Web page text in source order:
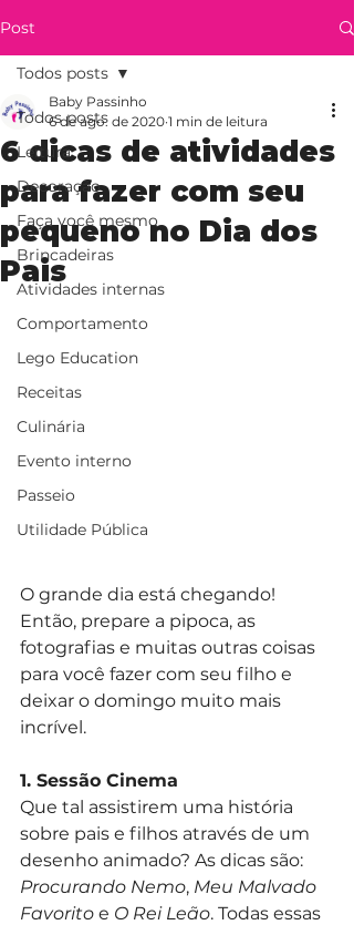
Post
Todos posts
Leitura
Decoração
Faça você mesmo
Brincadeiras
Atividades internas
Comportamento
Lego Education
Receitas
Culinária
Evento interno
Passeio
Utilidade Pública
Todos posts
6 dicas de atividades
para fazer com seu
pequeno no Dia dos
Pais
Baby Passinho
6 de ago. de 2020 1 min de leitura
O grande dia está chegando!
Então, prepare a pipoca, as
fotografias e muitas outras coisas
para você fazer com seu filho e
deixar o domingo muito mais
incrível.
1. Sessão Cinema
Que tal assistirem uma história
sobre pais e filhos através de um
desenho animado? As dicas são:
Procurando Nemo, Meu Malvado
Favorito e O Rei Leão. Todas essas